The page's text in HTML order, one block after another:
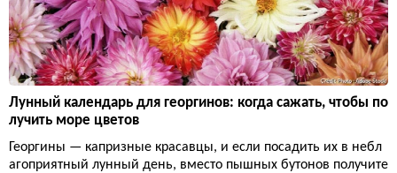
Лунный календарь для георгинов: когда сажать, чтобы по
лучить море цветов
Георгины — капризные красавцы, и если посадить их в небл
агоприятный лунный день, вместо пышных бутонов получите